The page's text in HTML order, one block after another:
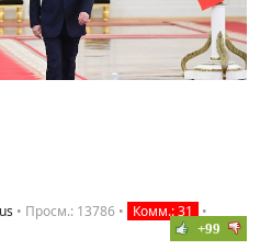
• Просм.: 13786 • Комм.: 31
•
+99